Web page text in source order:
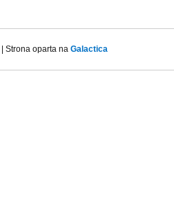
| Strona oparta na Galactica